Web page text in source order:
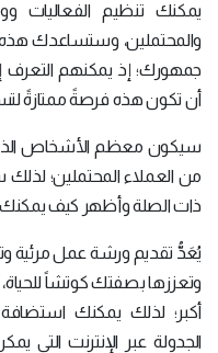
يمكنك تنظيم الفعاليات
والمحتملين، وستساعدك هذه
جمهورك؛ إذ يمكنهم التعرف
أن تكون هذه فرصةً ممتازةً
سيكون معظم الأشخاص
من العملاء المحتملين؛
ذات الصلة وأظهر كيف
يُعَدُّ تقديم ورشة عمل مرئية
وتعززها بصفتك كوتشاً
أكبر؛ لذلك يمكنك استضافة
الجدولة عبر الإنترنت